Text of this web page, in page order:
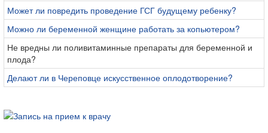
Может ли повредить проведение ГСГ будущему ребенку?
Можно ли беременной женщине работать за копьютером?
Не вредны ли поливитаминные препараты для беременной и
плода?
Делают ли в Череповце искусственное оплодотворение?